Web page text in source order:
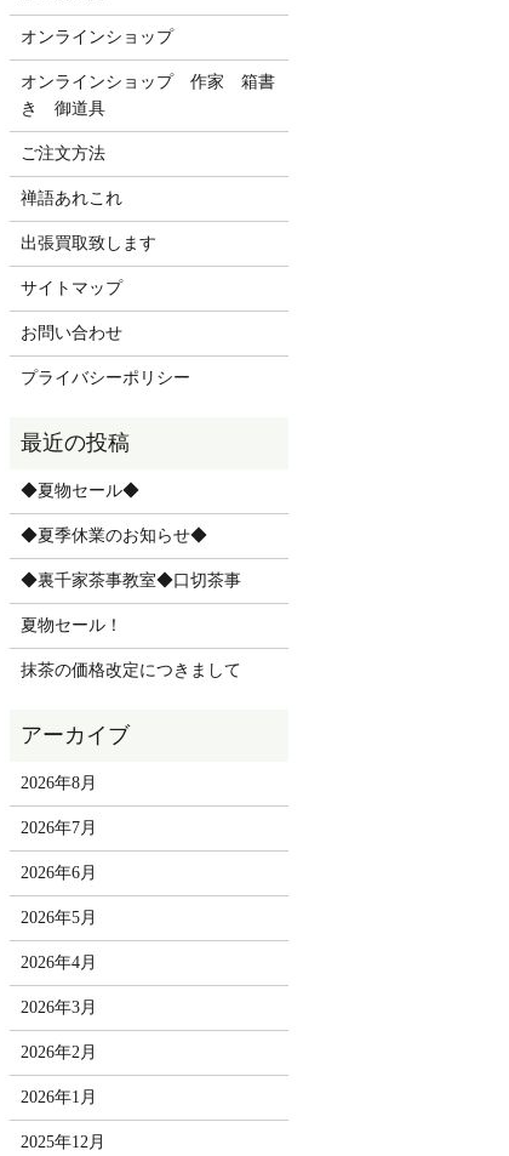
オンラインショップ
オンラインショップ 作家 箱書
き 御道具
ご注文方法
禅語あれこれ
出張買取致します
サイトマップ
お問い合わせ
プライバシーポリシー
◆夏物セール◆
◆夏季休業のお知らせ◆
◆裏千家茶事教室◆口切茶事
夏物セール！
抹茶の価格改定につきまして
2026年8月
2026年7月
2026年6月
2026年5月
2026年4月
2026年3月
2026年2月
2026年1月
2025年12月